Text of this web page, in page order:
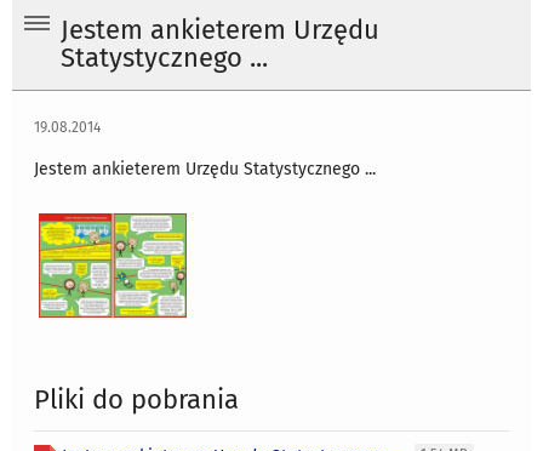
Jestem ankieterem Urzędu
Statystycznego ...
19.08.2014
Jestem ankieterem Urzędu Statystycznego ...
Pliki do pobrania